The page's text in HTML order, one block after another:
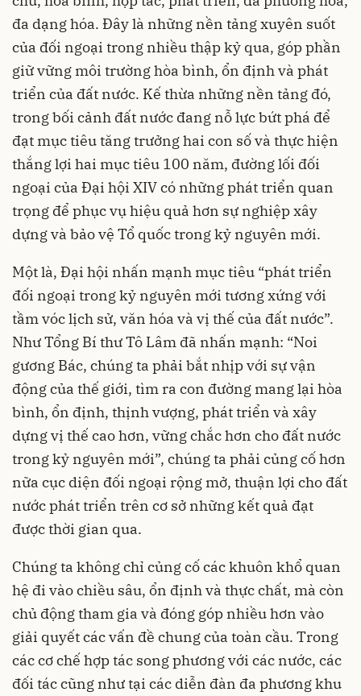
đa dạng hóa. Đây là những nền tảng xuyên suốt
của đối ngoại trong nhiều thập kỷ qua, góp phần
giữ vững môi trường hòa bình, ổn định và phát
triển của đất nước. Kế thừa những nền tảng đó,
trong bối cảnh đất nước đang nỗ lực bứt phá để
đạt mục tiêu tăng trưởng hai con số và thực hiện
thắng lợi hai mục tiêu 100 năm, đường lối đối
ngoại của Đại hội XIV có những phát triển quan
trọng để phục vụ hiệu quả hơn sự nghiệp xây
dựng và bảo vệ Tổ quốc trong kỷ nguyên mới.
Một là, Đại hội nhấn mạnh mục tiêu “phát triển
đối ngoại trong kỷ nguyên mới tương xứng với
tầm vóc lịch sử, văn hóa và vị thế của đất nước”.
Như Tổng Bí thư Tô Lâm đã nhấn mạnh: “Noi
gương Bác, chúng ta phải bắt nhịp với sự vận
động của thế giới, tìm ra con đường mang lại hòa
bình, ổn định, thịnh vượng, phát triển và xây
dựng vị thế cao hơn, vững chắc hơn cho đất nước
trong kỷ nguyên mới”, chúng ta phải củng cố hơn
nữa cục diện đối ngoại rộng mở, thuận lợi cho đất
nước phát triển trên cơ sở những kết quả đạt
được thời gian qua.
Chúng ta không chỉ củng cố các khuôn khổ quan
hệ đi vào chiều sâu, ổn định và thực chất, mà còn
chủ động tham gia và đóng góp nhiều hơn vào
giải quyết các vấn đề chung của toàn cầu. Trong
các cơ chế hợp tác song phương với các nước, các
đối tác cũng như tại các diễn đàn đa phương khu